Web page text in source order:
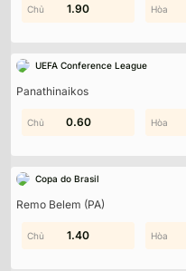
1.90
1.90
UEFA Conference League
Panathinaikos
1.10
0.60
Copa do Brasil
Remo Belem (PA)
0.70
1.40